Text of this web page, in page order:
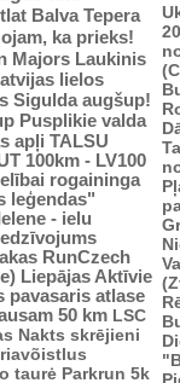
Balva Tepera
ka prieks!
Majors Laukinis
lielos
Sigulda augšup!
Pusplikie valda
apļi TALSU
100km - LV100
rogaininga
leģendas"
- ielu
RunCzech
Liepājas Aktīvie
pavasaris atlase
50 km LSC
Nakts skrējieni
taurė Parkrun 5k